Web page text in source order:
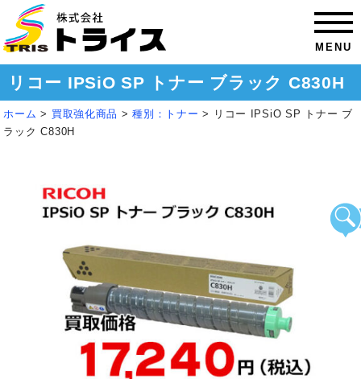
MENU
リコー IPSiO SP トナー ブラック C830H
ホーム > 買取強化商品 >種別：トナー >
リコー IPSiO SP トナー ブ
ラック C830H